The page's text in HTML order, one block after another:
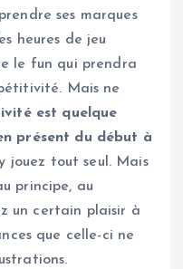
ses marques
heures de jeu
le fun qui prendra
Mais ne
est quelque
présent du début à
jouez tout seul. Mais
principe, au
un certain plaisir à
que celle-ci ne